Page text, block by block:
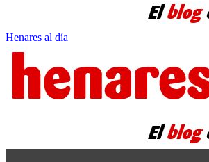
Henares al día